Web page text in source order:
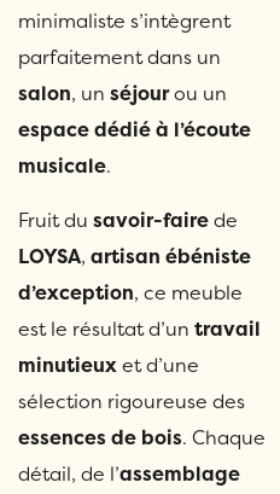
minimaliste s’intègrent
parfaitement dans un
salon, un séjourou un
espace dédié à l’écoute
musicale.
Fruit du savoir-fairede
LOYSA, artisan ébéniste
d’exception, ce meuble
est le résultat d’un travail
minutieuxet d’une
sélection rigoureuse des
essences de bois. Chaque
détail, de l’assemblage